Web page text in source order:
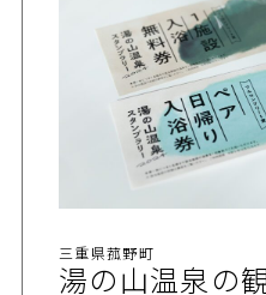
三重県菰野町
湯の山温泉の